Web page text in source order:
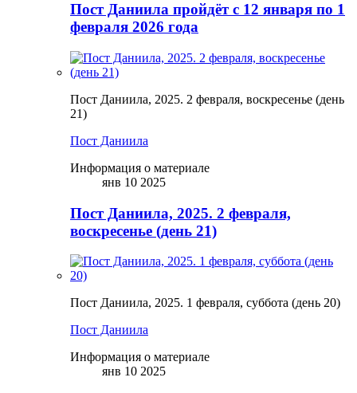
Пост Даниила пройдёт с 12 января по 1
февраля 2026 года
Пост Даниила, 2025. 2 февраля, воскресенье (день
21)
Пост Даниила
Информация о материале
янв 10 2025
Пост Даниила, 2025. 2 февраля,
воскресенье (день 21)
Пост Даниила, 2025. 1 февраля, суббота (день 20)
Пост Даниила
Информация о материале
янв 10 2025